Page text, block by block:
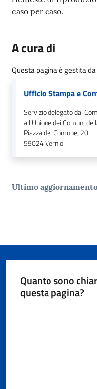
caso per caso.
A cura di
Questa pagina è gestita da
Ufficio Stampa e
Servizio delegato dai
all'Unione dei Comuni
Piazza del Comune, 20
59024Vernio
Ultimo aggiornamento
Quanto sono
questa pagina?